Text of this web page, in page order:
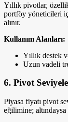
Yıllık pivotlar,
portföy yöneticileri
alınır.
Kullanım Alanları:
Yıllık destek
Uzun vadeli
6. Pivot
Piyasa fiyatı pivot
eğilimine;